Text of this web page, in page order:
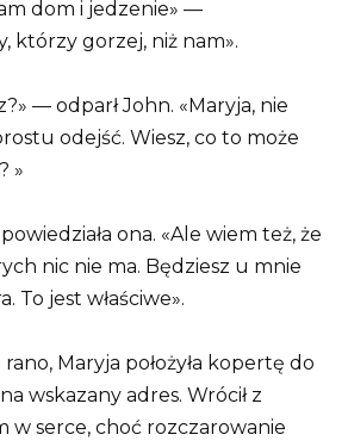
dom i jedzenie» —
którzy gorzej, niż nam».
— odparł John. «Maryja, nie
odejść. Wiesz, co to może
»
ona. «Ale wiem też, że
nic nie ma. Będziesz u mnie
To jest właściwe».
Maryja położyła kopertę do
wskazany adres. Wrócił z
w serce, choć rozczarowanie